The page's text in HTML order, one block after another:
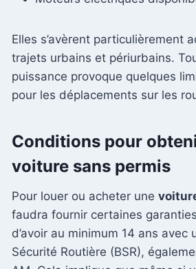
Elles s’avèrent particulièrement
trajets urbains et périurbains.
puissance provoque quelques
pour les déplacements sur les
Conditions pour
voiture sans permis
Pour louer ou acheter une
faudra fournir certaines
d’avoir au minimum 14 ans avec
Sécurité Routière (BSR),